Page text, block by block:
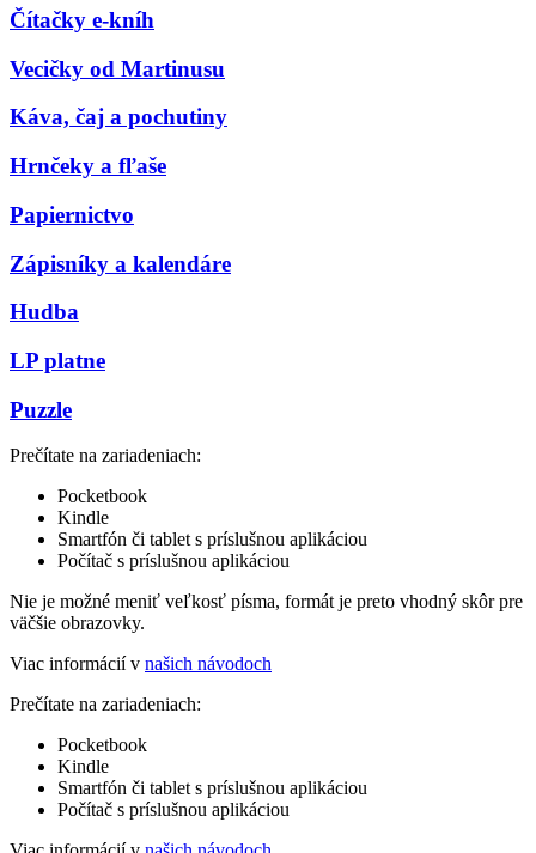
Čítačky e-kníh
Vecičky od Martinusu
Káva, čaj a pochutiny
Hrnčeky a fľaše
Papiernictvo
Zápisníky a kalendáre
Hudba
LP platne
Puzzle
Prečítate na zariadeniach:
Pocketbook
Kindle
Smartfón či tablet s príslušnou aplikáciou
Počítač s príslušnou aplikáciou
Nie je možné meniť veľkosť písma, formát je preto vhodný skôr pre
väčšie obrazovky.
Viac informácií v našich návodoch
Prečítate na zariadeniach:
Pocketbook
Kindle
Smartfón či tablet s príslušnou aplikáciou
Počítač s príslušnou aplikáciou